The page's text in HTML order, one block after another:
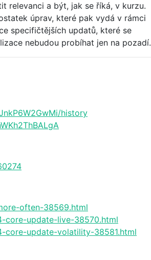
relevanci a být, jak se říká, v kurzu.
úprav, které pak vydá v rámci
specifičtějších updatů, které se
nebudou probíhat jen na pozadí.
history
often-38569.html
core-update-live-38570.html
core-update-volatility-38581.html